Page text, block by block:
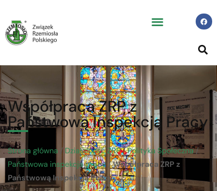
Współpraca ZRP z
Państwową Inspekcją Pracy
Strona główna / Działalność ZRP/Polityka Społeczna/
Państwowa inspekcja pracy /Współpraca ZRP z
Państwową Inspekcją Pracy